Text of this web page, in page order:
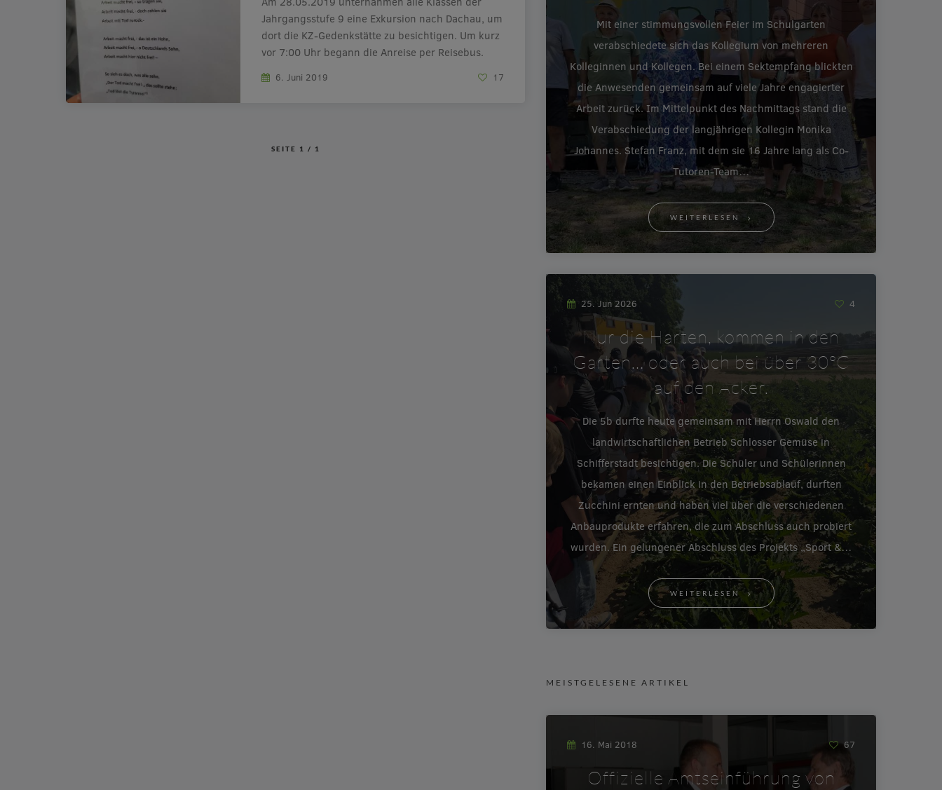
Jahrgangsstufe 9 eine Exkursion nach Dachau, um
dort die KZ-Gedenkstätte zu besichtigen. Um kurz
vor 7:00 Uhr begann die Anreise per Reisebus.
unserem Ziel an. Dort wurden wir klassenweise
6. Juni 2019 17
SEITE 1 / 1
Mit einer stimmungsvollen Feier im Schulgarten
verabschiedete sich das Kollegium von mehreren
Kolleginnen und Kollegen. Bei einem Sektempfang blickten
die Anwesenden gemeinsam auf viele Jahre engagierter
Arbeit zurück. Im Mittelpunkt des Nachmittags stand die
Verabschiedung der langjährigen Kollegin Monika
Johannes. Stefan Franz, mit dem sie 16 Jahre lang als Co-
Tutoren-Team…
WEITERLESEN
25. Jun 2026 4
Nur die Harten, kommen in den
Garten… oder auch bei über 30°C
auf den Acker.
Die 5b durfte heute gemeinsam mit Herrn Oswald den
landwirtschaftlichen Betrieb Schlosser Gemüse in
Schifferstadt besichtigen. Die Schüler und Schülerinnen
bekamen einen Einblick in den Betriebsablauf, durften
Zucchini ernten und haben viel über die verschiedenen
Anbauprodukte erfahren, die zum Abschluss auch probiert
wurden. Ein gelungener Abschluss des Projekts „Sport &…
WEITERLESEN
MEISTGELESENE ARTIKEL
16. Mai 2018 67
Offizielle Amtseinführung von